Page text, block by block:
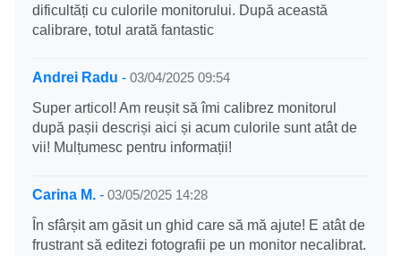
dificultăți cu culorile monitorului. După această
calibrare, totul arată fantastic
Andrei Radu - 03/04/2025 09:54
Super articol! Am reușit să îmi calibrez monitorul
după pașii descriși aici și acum culorile sunt atât de
vii! Mulțumesc pentru informații!
Carina M. - 03/05/2025 14:28
În sfârșit am găsit un ghid care să mă ajute! E atât de
frustrant să editezi fotografii pe un monitor necalibrat.